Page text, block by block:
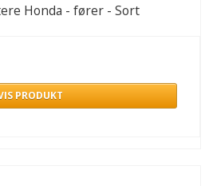
Honda - fører - Sort
PRODUKT